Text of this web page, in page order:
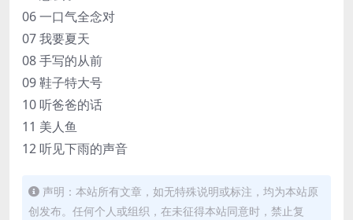
06 一口气全念对
07 我要夏天
08 手写的从前
09 鞋子特大号
10 听爸爸的话
11 美人鱼
12 听见下雨的声音
声明：本站所有文章，如无特殊说明或标注，均为本站原
创发布。任何个人或组织，在未征得本站同意时，禁止复